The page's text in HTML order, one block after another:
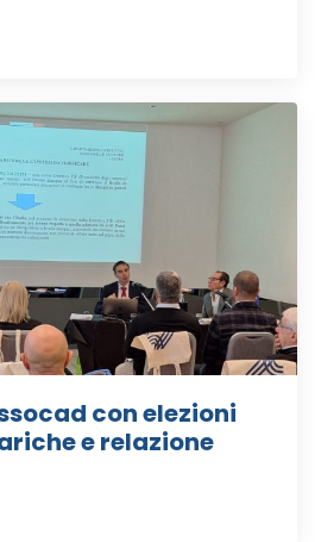
con elezioni
e relazione